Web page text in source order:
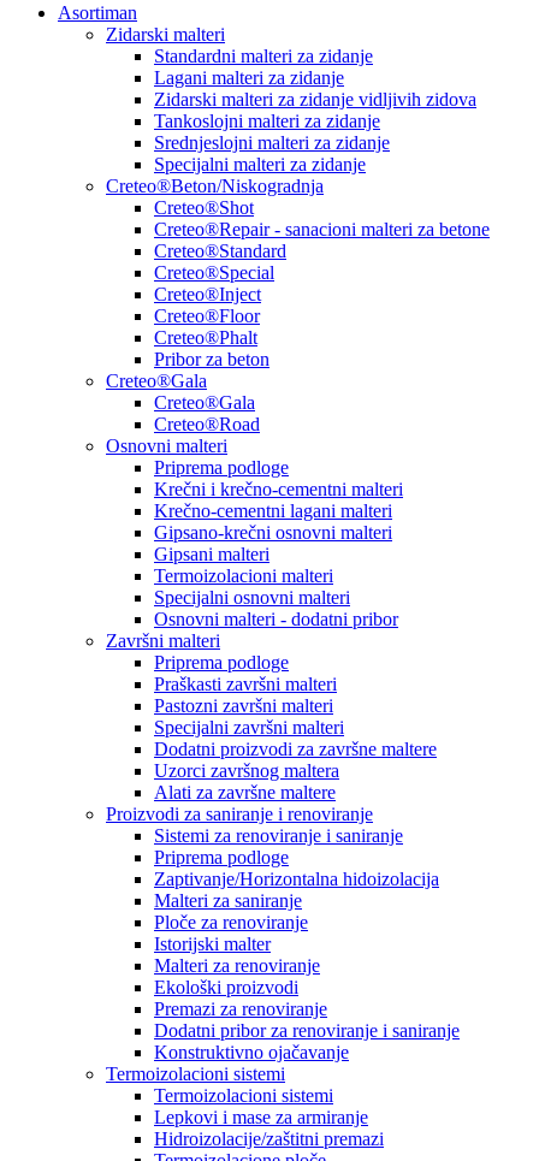
Asortiman
Zidarski malteri
Standardni malteri za zidanje
Lagani malteri za zidanje
Zidarski malteri za zidanje vidljivih zidova
Tankoslojni malteri za zidanje
Srednjeslojni malteri za zidanje
Specijalni malteri za zidanje
Creteo®Beton/Niskogradnja
Creteo®Shot
Creteo®Repair - sanacioni malteri za betone
Creteo®Standard
Creteo®Special
Creteo®Inject
Creteo®Floor
Creteo®Phalt
Pribor za beton
Creteo®Gala
Creteo®Gala
Creteo®Road
Osnovni malteri
Priprema podloge
Krečni i krečno-cementni malteri
Krečno-cementni lagani malteri
Gipsano-krečni osnovni malteri
Gipsani malteri
Termoizolacioni malteri
Specijalni osnovni malteri
Osnovni malteri - dodatni pribor
Završni malteri
Priprema podloge
Praškasti završni malteri
Pastozni završni malteri
Specijalni završni malteri
Dodatni proizvodi za završne maltere
Uzorci završnog maltera
Alati za završne maltere
Proizvodi za saniranje i renoviranje
Sistemi za renoviranje i saniranje
Priprema podloge
Zaptivanje/Horizontalna hidoizolacija
Malteri za saniranje
Ploče za renoviranje
Istorijski malter
Malteri za renoviranje
Ekološki proizvodi
Premazi za renoviranje
Dodatni pribor za renoviranje i saniranje
Konstruktivno ojačavanje
Termoizolacioni sistemi
Termoizolacioni sistemi
Lepkovi i mase za armiranje
Hidroizolacije/zaštitni premazi